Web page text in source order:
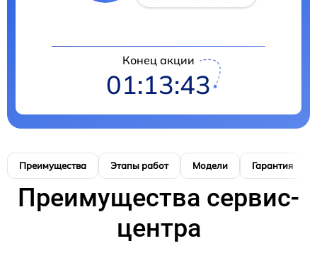
Конец акции
01:13:42
Преимущества Этапы работ Модели Гарантия
Преимущества сервис-
центра